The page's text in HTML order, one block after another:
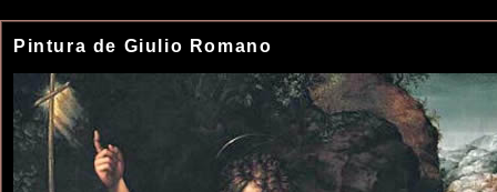
Pintura de Giulio Romano